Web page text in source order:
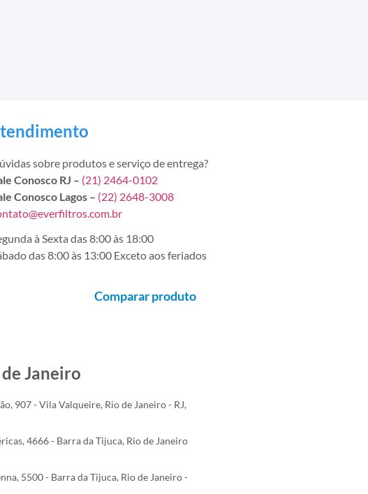
sobre produtos e serviço de entrega?
Conosco RJ – (21) 2464-0102
Conosco Lagos – (22) 2648-3008
à Sexta das 8:00 às 18:00
das 8:00 às 13:00 Exceto aos feriados
Comparar produto
Janeiro
907 - Vila Valqueire, Rio de Janeiro - RJ,
4666 - Barra da Tijuca, Rio de Janeiro
5500 - Barra da Tijuca, Rio de Janeiro -